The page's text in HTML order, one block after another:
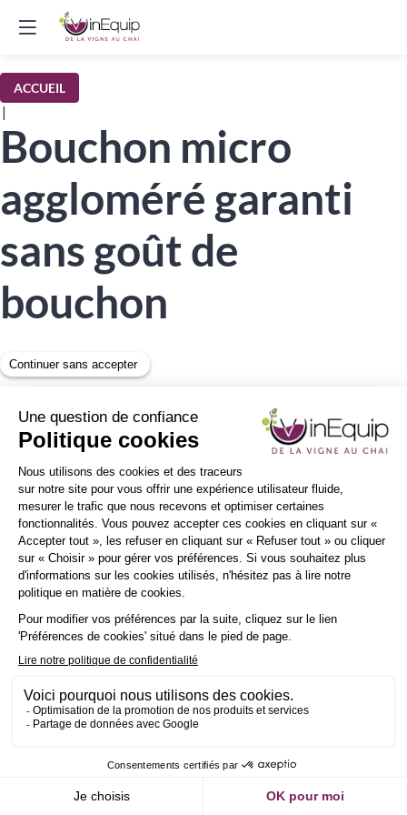
ACCUEIL
|
Bouchon micro
aggloméré garanti
sans goût de
bouchon
Demander un RDV
Envoyer un message INSCRIPTIONNEWSLETTER